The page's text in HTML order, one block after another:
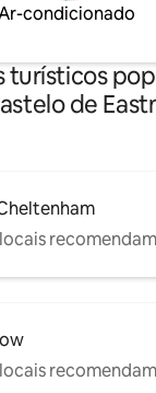
condicionado
turísticos
de
recomendam
recomendam